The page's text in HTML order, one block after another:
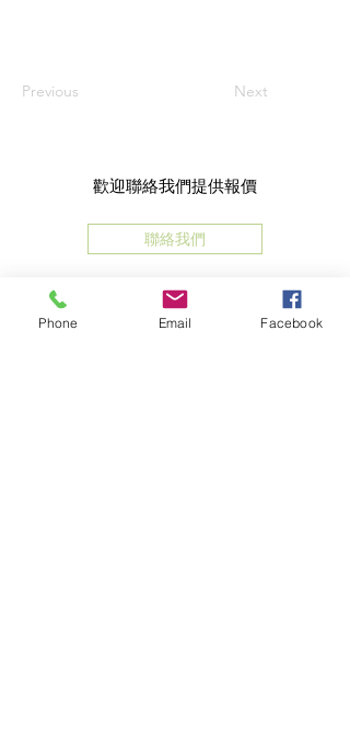
Previous Next
歡迎聯絡我們提供報價
聯絡我們
Phone Email Facebook